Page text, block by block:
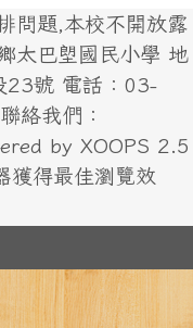
問題,本校不開放露
太巴塱國民小學 地
23號 電話：03-
絡我們：
by XOOPS 2.5
獲得最佳瀏覽效